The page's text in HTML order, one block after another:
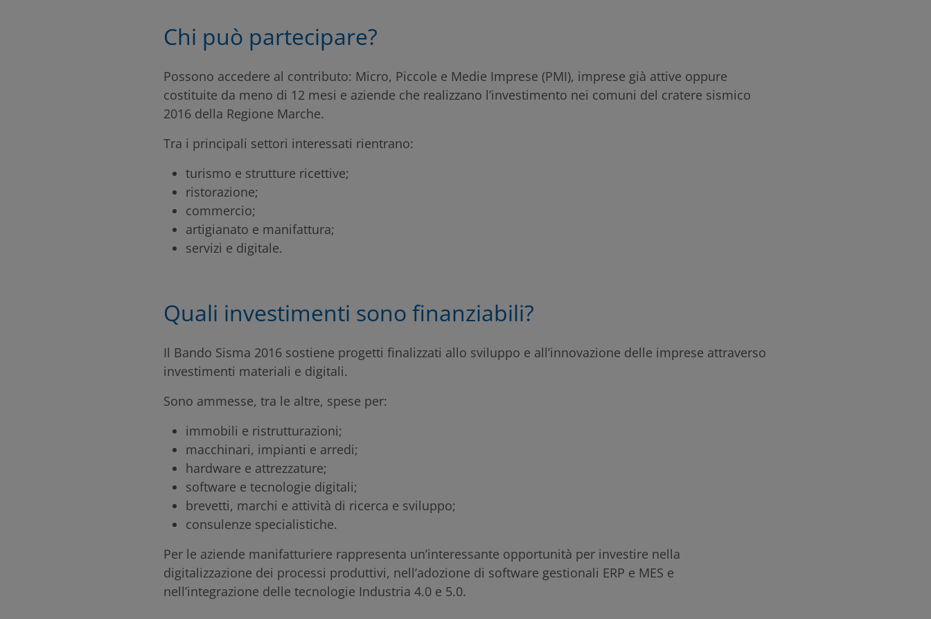
Chi può partecipare?
Possono accedere al contributo: Micro, Piccole e Medie Imprese (PMI), imprese già attive oppure
costituite da meno di 12 mesi e aziende che realizzano l’investimento nei comuni del cratere sismico
2016 della Regione Marche.
Tra i principali settori interessati rientrano:
turismo e strutture ricettive;
ristorazione;
commercio;
artigianato e manifattura;
servizi e digitale.
Quali investimenti sono finanziabili?
Il Bando Sisma 2016 sostiene progetti finalizzati allo sviluppo e all’innovazione delle imprese attraverso
investimenti materiali e digitali.
Sono ammesse, tra le altre, spese per:
immobili e ristrutturazioni;
macchinari, impianti e arredi;
hardware e attrezzature;
software e tecnologie digitali;
brevetti, marchi e attività di ricerca e sviluppo;
consulenze specialistiche.
Per le aziende manifatturiere rappresenta un’interessante opportunità per investire nella
digitalizzazione dei processi produttivi, nell’adozione di software gestionali ERP e MES e
nell’integrazione delle tecnologie Industria 4.0 e 5.0.